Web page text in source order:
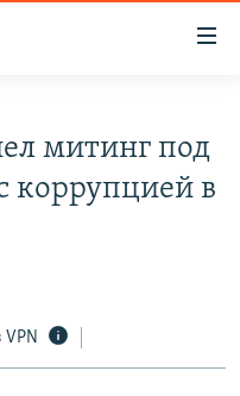
митинг под
коррупцией в
VPN